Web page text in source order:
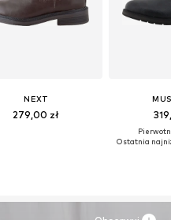
NEXT
279,00 zł
Ostatnia